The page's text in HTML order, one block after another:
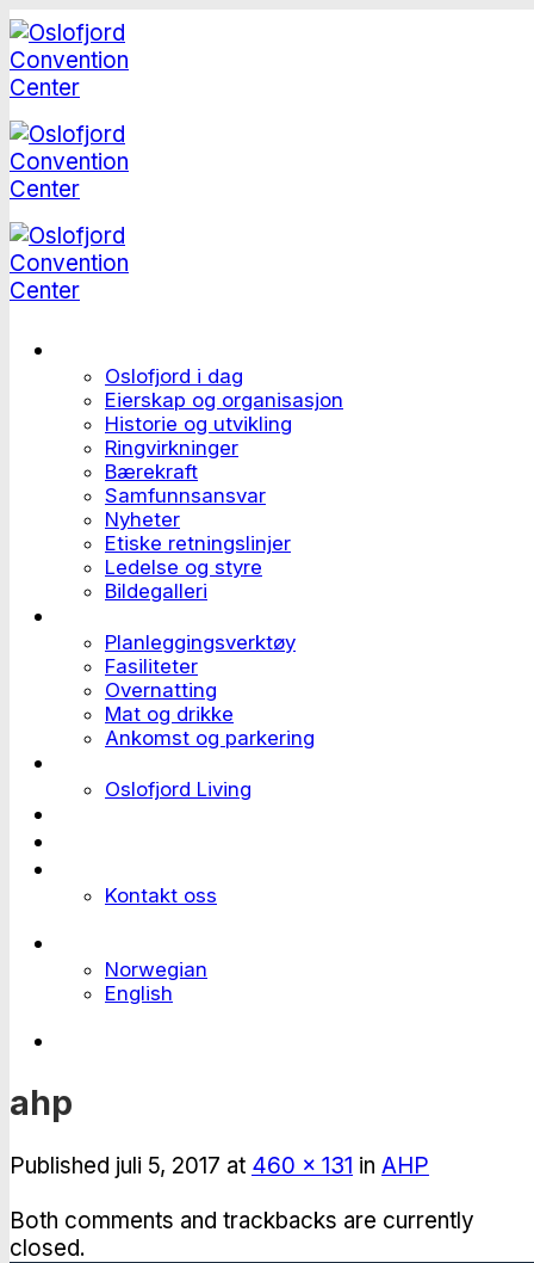
Skip
to
content
Oslofjord i dag
Eierskap og organisasjon
Historie og utvikling
Ringvirkninger
Bærekraft
Samfunnsansvar
Nyheter
Etiske retningslinjer
Ledelse og styre
Bildegalleri
Planleggingsverktøy
Fasiliteter
Overnatting
Mat og drikke
Ankomst og parkering
Oslofjord Living
Kontakt oss
Norwegian
English
ahp
Published juli 5, 2017 at 460 × 131 in AHP
Both comments and trackbacks are currently
closed.